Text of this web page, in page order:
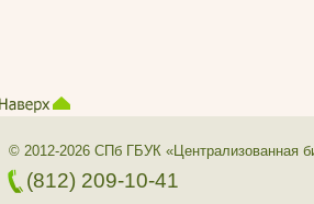
© 2012-2026 СПб ГБУК «Централизованная
(812) 209-10-41